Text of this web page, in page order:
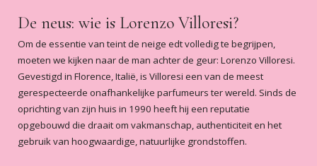
5/5
Nieuwe favoriete geur
Was op zoek naar een nieuwe geur
maar dit is gelijk mijn favoriete! En
gelukkig heeft bijna niemand hem!
Yoka ..heerlijke geur en heel mooi verpakt met
ook extra samples. -2020-02-07
5/5
De neus: wie is Lorenzo Villoresi?
Om de essentie van teint de neige edt volledig te begrijpen,
moeten we kijken naar de man achter de geur: Lorenzo Villoresi.
Gevestigd in Florence, Italië, is Villoresi een van de meest
gerespecteerde onafhankelijke parfumeurs ter wereld. Sinds de
oprichting van zijn huis in 1990 heeft hij een reputatie
opgebouwd die draait om vakmanschap, authenticiteit en het
gebruik van hoogwaardige, natuurlijke grondstoffen.